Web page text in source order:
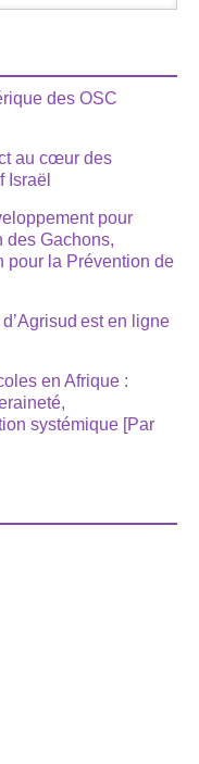
des OSC
au cœur des
Israël
pour
des Gachons,
pour la Prévention de
est en ligne
en Afrique :
systémique [Par